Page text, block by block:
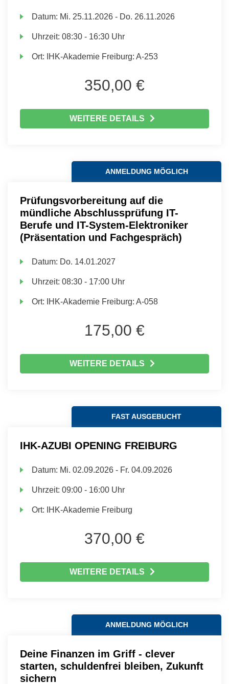
Datum: Mi. 25.11.2026 - Do. 26.11.2026
Uhrzeit:08:30 - 16:30 Uhr
Ort: IHK-Akademie Freiburg: A-253
350,00 €
WEITERE DETAILS
ANMELDUNG MÖGLICH
Prüfungsvorbereitung auf die
mündliche Abschlussprüfung IT-
Berufe und IT-System-Elektroniker
(Präsentation und Fachgespräch)
Datum: Do. 14.01.2027
Uhrzeit:08:30 - 17:00 Uhr
Ort: IHK-Akademie Freiburg: A-058
175,00 €
WEITERE DETAILS
FAST AUSGEBUCHT
IHK-AZUBI OPENING FREIBURG
Datum: Mi. 02.09.2026 - Fr. 04.09.2026
Uhrzeit:09:00 - 16:00 Uhr
Ort: IHK-Akademie Freiburg
370,00 €
WEITERE DETAILS
ANMELDUNG MÖGLICH
Deine Finanzen im Griff - clever
starten, schuldenfrei bleiben, Zukunft
sichern